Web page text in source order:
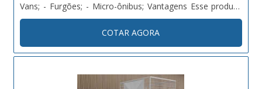
Vans; - Furgões; - Micro-ônibus; Vantagens Esse produto
oferece maior segurança e agilidade para os processos
de carga e descarga de veículos, além de....
COTAR AGORA